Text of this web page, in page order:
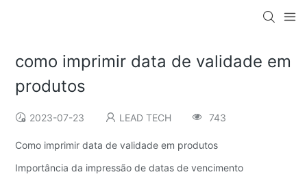
como imprimir data de validade em
produtos
2023-07-23 LEAD TECH 743
Como imprimir data de validade em produtos
Importância da impressão de datas de vencimento